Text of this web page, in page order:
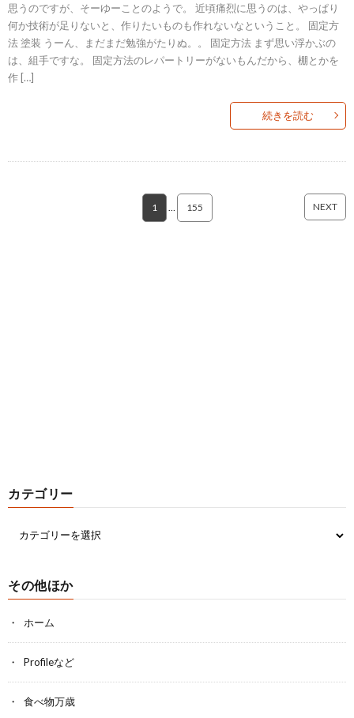
思うのですが、そーゆーことのようで。 近頃痛烈に思うのは、やっぱり
何か技術が足りないと、作りたいものも作れないなということ。 固定方
法 塗装 うーん、まだまだ勉強がたりぬ。。 固定方法 まず思い浮かぶの
は、組手ですな。 固定方法のレパートリーがないもんだから、棚とかを
作 […]
続きを読む
1 155 NEXT
カテゴリー
その他ほか
ホーム
Profileなど
食べ物万歳